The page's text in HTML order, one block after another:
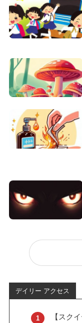
デイリー アクセス
【スク